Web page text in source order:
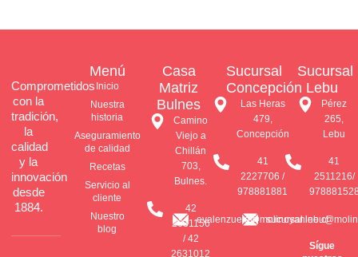
Comprometidos
con la
tradición,
la
calidad
y la
innovación
desde
1884.
Menú
Inicio
Nuestra
historia
Aseguramiento
de calidad
Recetas
Servicio al
cliente
Nuestro
blog
Casa
Matriz
Bulnes
Camino
Viejo a
Chillán
703,
Bulnes.
42
2631156
/ 42
2631012
Sucursal
Concepción
Las Heras
479,
Concepción
41
2227706 /
978881881
evalenzuela@molinoyanine.cl
Sucursal
Lebu
Pérez
265,
Lebu
41
2511216/
Sígue